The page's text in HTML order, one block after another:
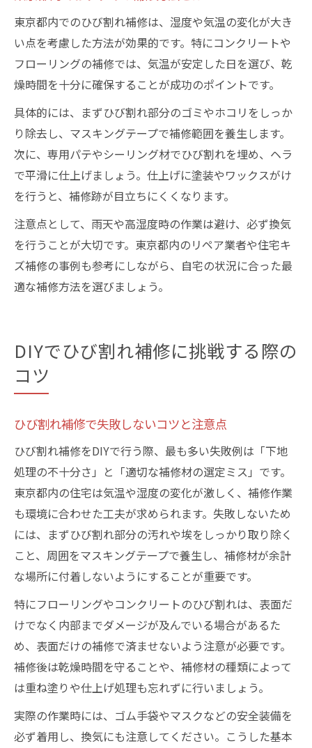
東京都内でのひび割れ補修は、湿度や気温の変化が大き
い点を考慮した方法が効果的です。特にコンクリートや
フローリングの補修では、気温が安定した日を選び、乾
燥時間を十分に確保することが成功のポイントです。
具体的には、まずひび割れ部分のゴミやホコリをしっか
り除去し、マスキングテープで補修範囲を養生します。
次に、専用パテやシーリング材でひび割れを埋め、ヘラ
で平滑に仕上げましょう。仕上げに塗装やワックスがけ
を行うと、補修跡が目立ちにくくなります。
注意点として、雨天や高湿度時の作業は避け、必ず換気
を行うことが大切です。東京都内のリペア業者や住宅キ
ズ補修の事例も参考にしながら、自宅の状況に合った最
適な補修方法を選びましょう。
DIYでひび割れ補修に挑戦する際の
コツ
ひび割れ補修で失敗しないコツと注意点
ひび割れ補修をDIYで行う際、最も多い失敗例は「下地
処理の不十分さ」と「適切な補修材の選定ミス」です。
東京都内の住宅は気温や湿度の変化が激しく、補修作業
も環境に合わせた工夫が求められます。失敗しないため
には、まずひび割れ部分の汚れや埃をしっかり取り除く
こと、周囲をマスキングテープで養生し、補修材が余計
な場所に付着しないようにすることが重要です。
特にフローリングやコンクリートのひび割れは、表面だ
けでなく内部までダメージが及んでいる場合があるた
め、表面だけの補修で済ませないよう注意が必要です。
補修後は乾燥時間を守ることや、補修材の種類によって
は重ね塗りや仕上げ処理も忘れずに行いましょう。
実際の作業時には、ゴム手袋やマスクなどの安全装備を
必ず着用し、換気にも注意してください。こうした基本